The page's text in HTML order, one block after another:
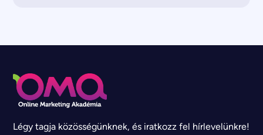
Légy tagja közösségünknek, és iratkozz fel hírlevelünkre!